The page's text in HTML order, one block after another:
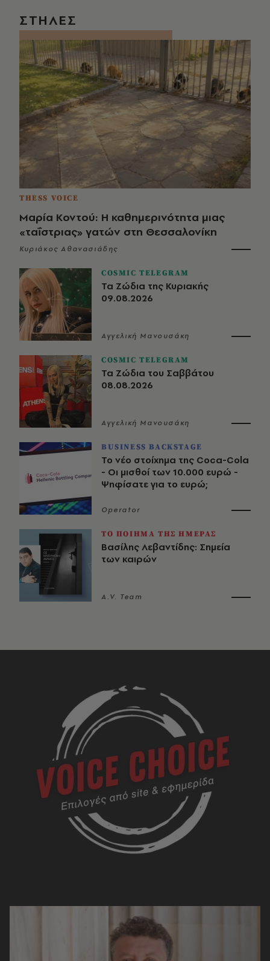
ΣΤΗΛΕΣ
THESS VOICE
Μαρία Κοντού: Η καθημερινότητα μιας
«ταΐστριας» γατών στη Θεσσαλονίκη
Κυριάκος Αθανασιάδης
COSMIC TELEGRAM
Τα Ζώδια της Κυριακής
09.08.2026
Αγγελική Μανουσάκη
COSMIC TELEGRAM
Τα Ζώδια του Σαββάτου
08.08.2026
Αγγελική Μανουσάκη
BUSINESS BACKSTAGE
Το νέο στοίχημα της Coca-Cola
- Οι μισθοί των 10.000 ευρώ -
Ψηφίσατε για το ευρώ;
Operator
ΤΟ ΠΟΙΗΜΑ ΤΗΣ ΗΜΕΡΑΣ
Βασίλης Λεβαντίδης: Σημεία
των καιρών
A.V. Team